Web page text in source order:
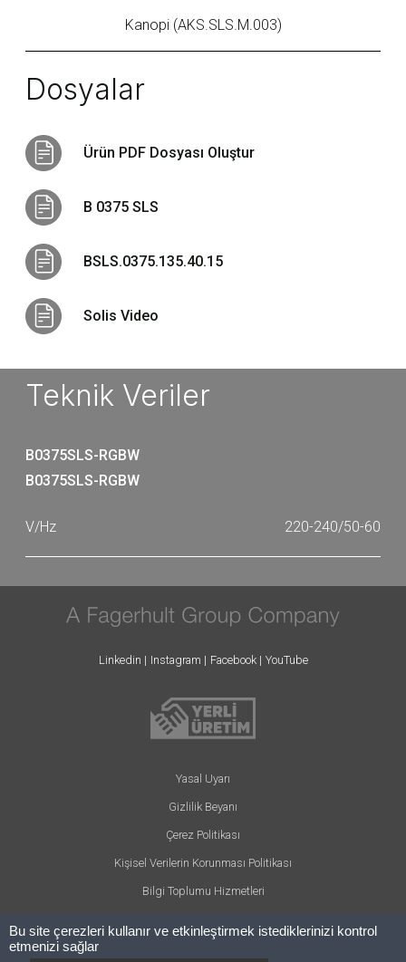
Kanopi (AKS.SLS.M.003)
Dosyalar
Ürün PDF Dosyası Oluştur
B 0375 SLS
BSLS.0375.135.40.15
Solis Video
Teknik Veriler
B0375SLS-RGBW
B0375SLS-RGBW
220-240/50-60
Linkedin Instagram Facebook YouTube
Yasal Uyarı
Gizlilik Beyanı
Çerez Politikası
Kişisel Verilerin Korunması Politikası
Bilgi Toplumu Hizmetleri
Bu site çerezleri kullanır ve etkinleştirmek istediklerinizi kontrol
etmenizi sağlar